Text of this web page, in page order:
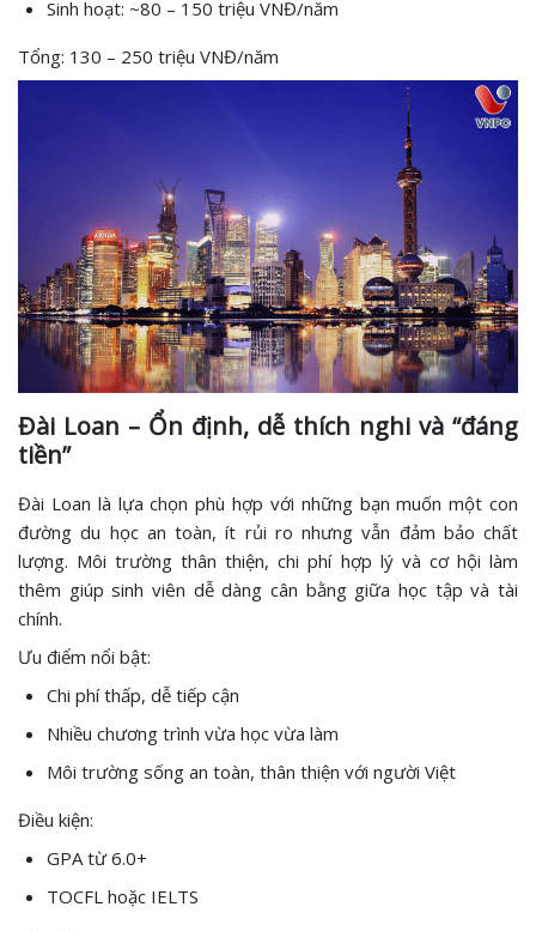
Sinh hoạt: ~80 – 150 triệu VNĐ/năm
Tổng: 130 – 250 triệu VNĐ/năm
Đài Loan – Ổn định, dễ thích nghi và “đáng
tiền”
Đài Loan là lựa chọn phù hợp với những bạn muốn một con
đường du học an toàn, ít rủi ro nhưng vẫn đảm bảo chất
lượng. Môi trường thân thiện, chi phí hợp lý và cơ hội làm
thêm giúp sinh viên dễ dàng cân bằng giữa học tập và tài
chính.
Ưu điểm nổi bật:
Chi phí thấp, dễ tiếp cận
Nhiều chương trình vừa học vừa làm
Môi trường sống an toàn, thân thiện với người Việt
Điều kiện:
GPA từ 6.0+
TOCFL hoặc IELTS